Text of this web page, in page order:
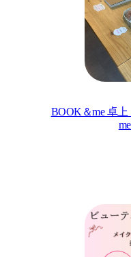
BOOK＆me 卓